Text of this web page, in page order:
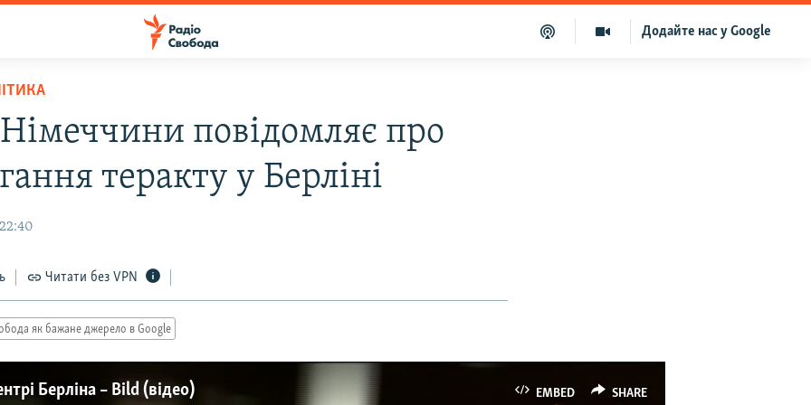
Додайте нас у Google
повідомляє про
теракту у Берліні
Читати без VPN
як бажане джерело в Google
EMBED SHARE
Берліна – Bild (відео)